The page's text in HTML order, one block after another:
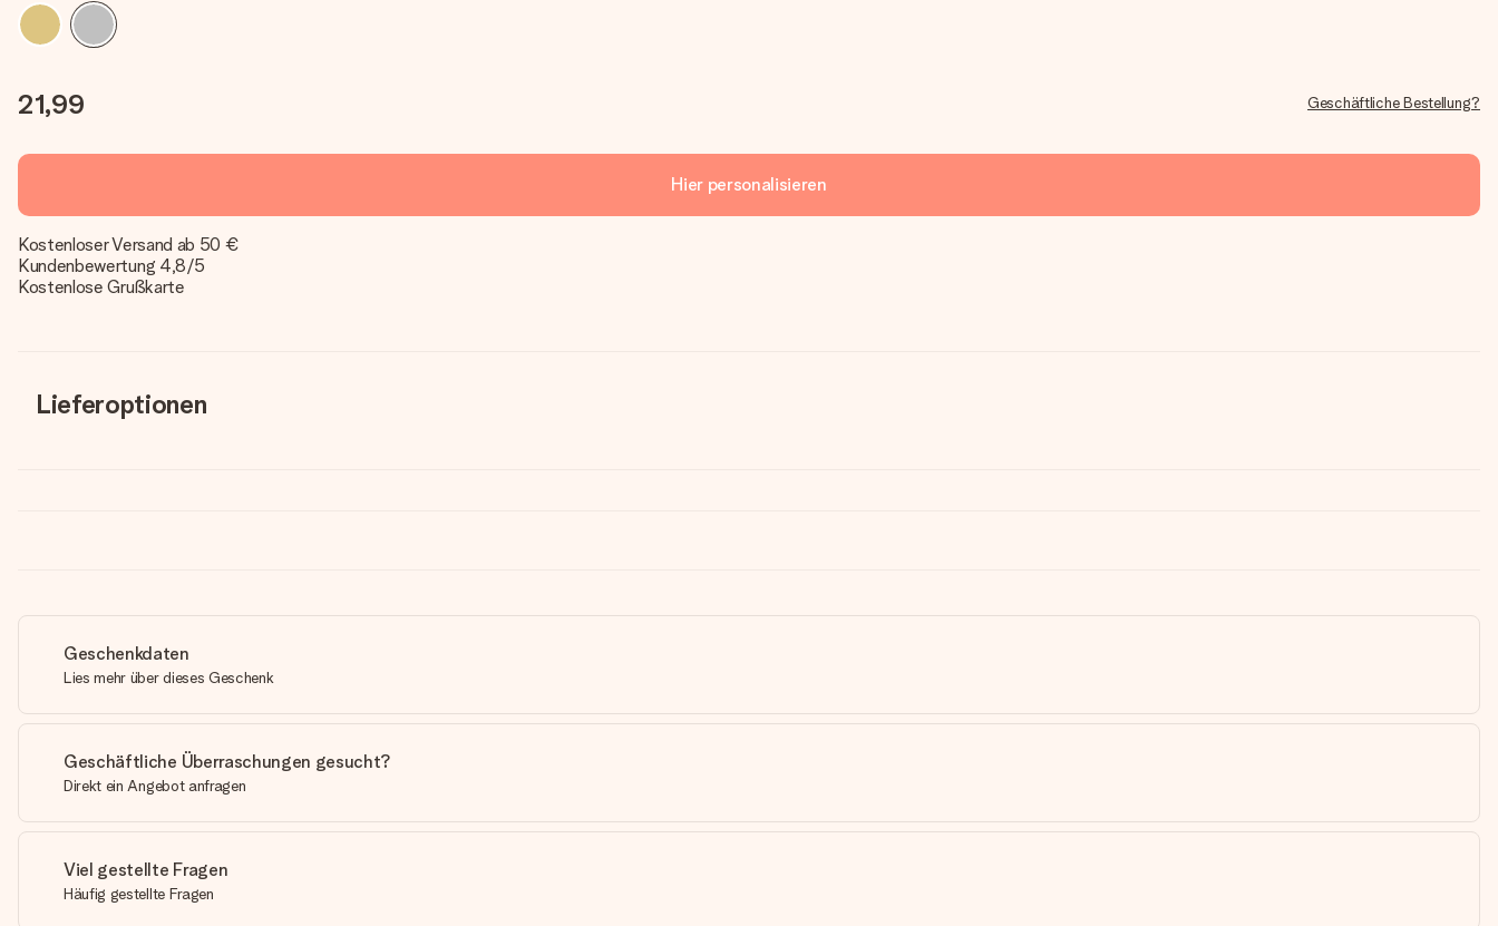
21,99 Geschäftliche Bestellung?
Hier personalisieren
Kostenloser Versand ab 50 €
Kundenbewertung 4,8/5
Kostenlose Grußkarte
Lieferoptionen
Geschenkdaten
Lies mehr über dieses Geschenk
Geschäftliche Überraschungen gesucht?
Direkt ein Angebot anfragen
Viel gestellte Fragen
Häufig gestellte Fragen